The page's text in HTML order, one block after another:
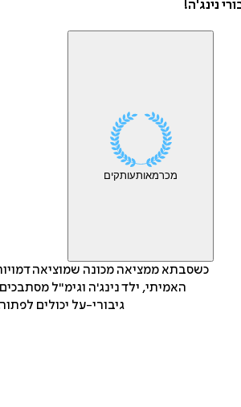
מכרמאותעותקים
כשסבתא ממציאה מכונה שמוציאה
האמיתי, ילד נינג'ה וגימ"ל
גיבורי-על יכולים